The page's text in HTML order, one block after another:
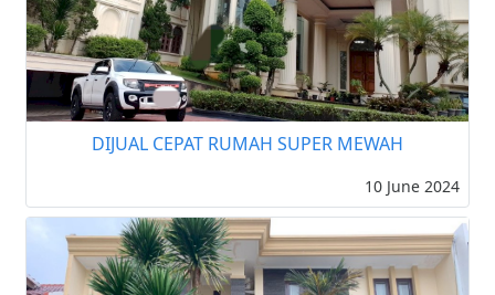
DIJUAL CEPAT RUMAH SUPER MEWAH
10 June 2024